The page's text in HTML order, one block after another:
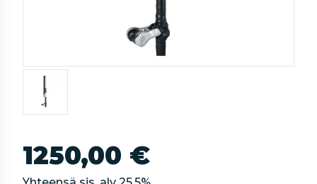
1250,00 €